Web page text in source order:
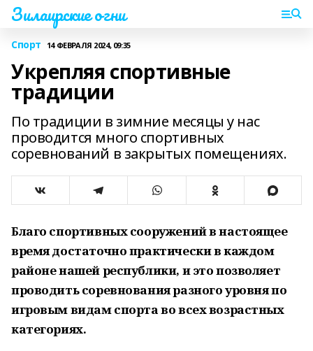
Зилаирские огни
Спорт 14 ФЕВРАЛЯ 2024, 09:35
Укрепляя спортивные
традиции
По традиции в зимние месяцы у нас
проводится много спортивных
соревнований в закрытых помещениях.
Благо спортивных сооружений в настоящее
время достаточно практически в каждом
районе нашей республики, и это позволяет
проводить соревнования разного уровня по
игровым видам спорта во всех возрастных
категориях.